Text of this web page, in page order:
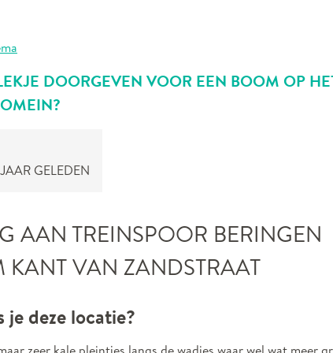
DOORGEVEN VOOR EEN BOOM OP
GELEDEN
AAN TREINSPOOR BERINGEN
KANT VAN ZANDSTRAAT
je deze locatie?